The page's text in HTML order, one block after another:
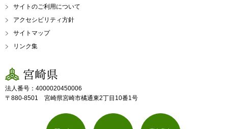
サイトのご利用について
アクセシビリティ方針
サイトマップ
リンク集
宮崎県
法人番号：4000020450006
〒880-8501 宮崎県宮崎市橘通東2丁目10番1号